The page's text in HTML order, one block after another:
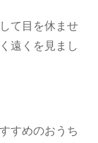
て目を休ませ
遠くを見まし
すめのおうち